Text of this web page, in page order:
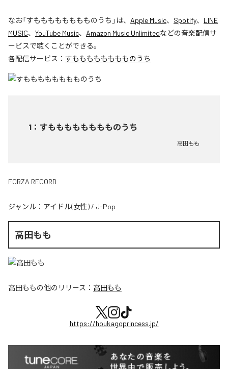
なお「すもももももももものうち 」は、 Apple Music、 Spotify、 LINE
MUSIC、 YouTube Music、 Amazon Music Unlimitedなどの音楽配信サ
ービスで聴くことができる。
各配信サービス： すもももももももものうち
1 ： すもももももももものうち
高田もも
FORZA RECORD
ジャンル： アイドル(女性) / J-Pop
高田もも
高田ももの他のリリース： 高田もも
https://houkagoprincess.jp/